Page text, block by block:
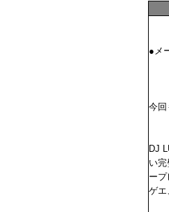
●メ
今回
DJ
い
ー
ゲエ